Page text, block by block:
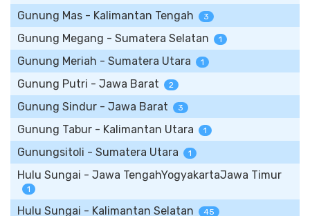
Gunung Mas - Kalimantan Tengah 3
Gunung Megang - Sumatera Selatan 1
Gunung Meriah - Sumatera Utara 1
Gunung Putri - Jawa Barat 2
Gunung Sindur - Jawa Barat 3
Gunung Tabur - Kalimantan Utara 1
Gunungsitoli - Sumatera Utara 1
Hulu Sungai - Jawa TengahYogyakartaJawa Timur
1
Hulu Sungai - Kalimantan Selatan 45